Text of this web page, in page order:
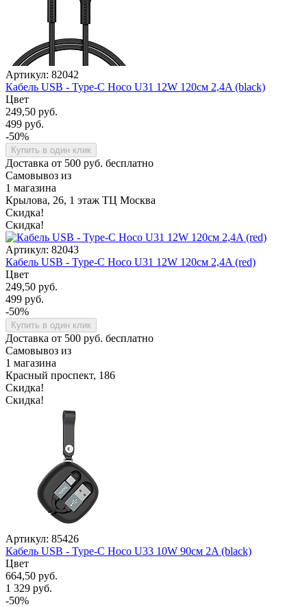
Артикул: 82042
Кабель USB - Type-C Hoco U31 12W 120см 2,4A (black)
Цвет
249,50 руб.
499 руб.
-50%
Купить в один клик
Доставка от 500 руб. бесплатно
Самовывоз из
1 магазина
Крылова, 26, 1 этаж ТЦ Москва
Скидка!
Скидка!
Артикул: 82043
Кабель USB - Type-C Hoco U31 12W 120см 2,4A (red)
Цвет
249,50 руб.
499 руб.
-50%
Купить в один клик
Доставка от 500 руб. бесплатно
Самовывоз из
1 магазина
Красный проспект, 186
Скидка!
Скидка!
Артикул: 85426
Кабель USB - Type-C Hoco U33 10W 90см 2A (black)
Цвет
664,50 руб.
1 329 руб.
-50%